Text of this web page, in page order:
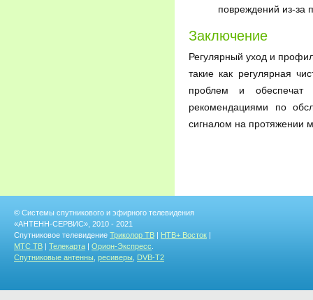
повреждений из-за
Заключение
Регулярный уход и
такие как регулярная
проблем и обеспечат
рекомендациями по
сигналом на протяжении
© Системы спутникового и эфирного телевидения
«АНТЕНН-СЕРВИС», 2010 - 2021
Спутниковое телевидение Триколор ТВ | НТВ+ Восток |
МТС ТВ | Телекарта | Орион-Экспресс
Спутниковые антенны ресиверы DVB-T2